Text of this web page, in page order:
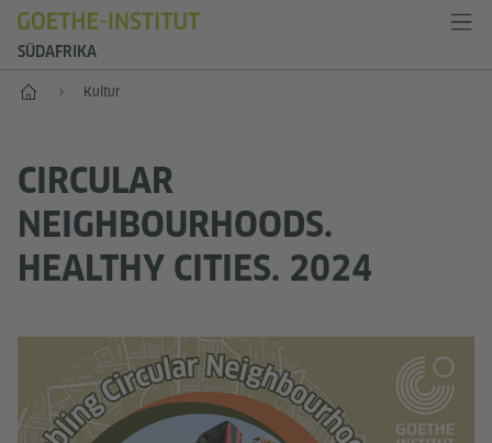
SÜDAFRIKA
Start Kultur
CIRCULAR
NEIGHBOURHOODS.
HEALTHY CITIES. 2024